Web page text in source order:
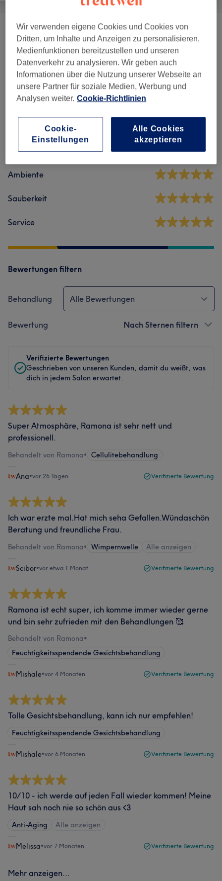
EMShapeX ( 4)
Kryolipolyse ( ab 99 €
Salonbewertungen
4,8 46 Bewertungen
Ambiente
Sauberkeit
Service
Bewertungen filtern
Behandlung Alle Bewertungen
Bewertung Nach Sternen filtern
Verifizierte Bewertungen
Geschrieben von unseren Kunden, damit du weißt, was
dich in jedem Salon erwartet.
Super Atmosphäre, Ramona ist sehr nett und
professionell.
Behandelt von Ramona• Cellulitebehandlung
Ana•vor 26 Tagen Verifizierte Bewertung
Ich war erzte mal.Hat mich seha Gefallen.Wündaschön
Beratung und freundliche Frau.
Behandelt von Ramona• Wimpernwelle Alle anzeigen
Scibor•vor etwa 1 Monat Verifizierte Bewertung
Ramona ist echt super, ich komme immer wieder gerne
und bin sehr zufrieden mit den Behandlungen 🥰
Behandelt von Ramona•
Feuchtigkeitsspendende Gesichtsbehandlung
Mishale•vor 4 Monaten Verifizierte Bewertung
Tolle Gesichtsbehandlung, kann ich nur empfehlen!
Feuchtigkeitsspendende Gesichtsbehandlung
Mishale•vor 6 Monaten Verifizierte Bewertung
10/10 - ich werde auf jeden Fall wieder kommen! Meine
Haut sah noch nie so schön aus <3
Anti-Aging Alle anzeigen
Melissa•vor 7 Monaten Verifizierte Bewertung
Mehr anzeigen...
Wir verwenden eigene Cookies und Cookies von
Dritten, um Inhalte und Anzeigen zu personalisieren,
Medienfunktionen bereitzustellen und unseren
Datenverkehr zu analysieren. Wir geben auch
Informationen über die Nutzung unserer Webseite an
unsere Partner für soziale Medien, Werbung und
Analysen weiter. Cookie-Richtlinien
Cookie-
Einstellungen
Alle Cookies
akzeptieren